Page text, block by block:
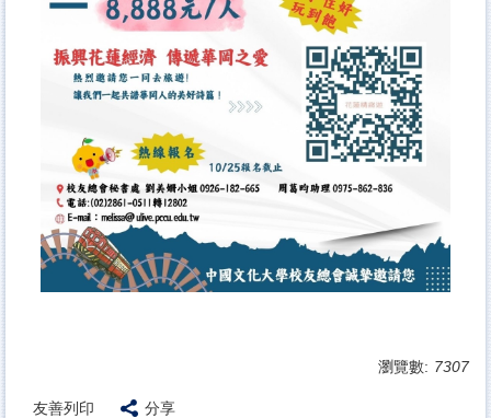
瀏覽數: 7307
友善列印 分享